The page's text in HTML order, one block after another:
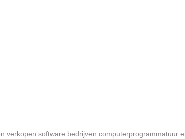
verkopen software bedrijven computerprogrammatuur